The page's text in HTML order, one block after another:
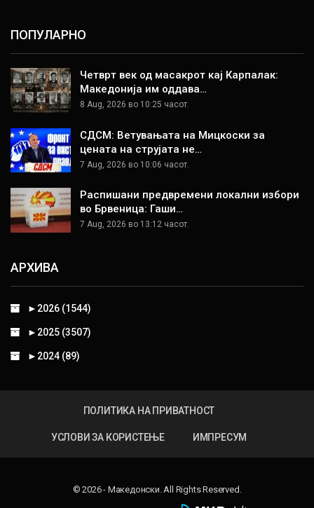
ПОПУЛАРНО
Четврт век од масакрот кај Карпалак:
Македонија им оддава…
8 Aug, 2026 во 10:25 часот.
СДСМ: Ветувањата на Мицкоски за
цената на струјата не…
7 Aug, 2026 во 10:06 часот.
Распишани предвремени локални избори
во Брвеница: Гаши…
7 Aug, 2026 во 13:12 часот.
АРХИВА
► 2026 (1544)
► 2025 (3507)
► 2024 (89)
ПОЛИТИКА НА ПРИВАТНОСТ
УСЛОВИ ЗА КОРИСТЕЊЕ ИМПРЕСУМ
© 2026 - Македонски. All Rights Reserved.